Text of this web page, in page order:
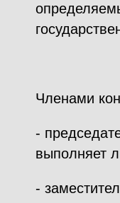
Членами
-
выполняет
-